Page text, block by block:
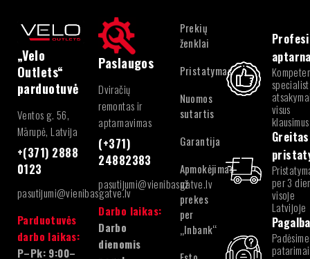
„Velo
Outlets“
parduotuvė
Ventos g. 56,
Mārupė, Latvija
+(371) 2888
0123
pasutijumi@vienibasgatve.lv
Parduotuvės
darbo laikas:
P–Pk: 9:00–
Paslaugos
Dviračių
remontas ir
aptarnavimas
(+371)
24882383
pasutijumi@vienibasgatve.lv
Darbo laikas:
Darbo
dienomis
Prekių
ženklai
Pristatymas
Nuomos
sutartis
Garantija
Apmokėjimas
už
prekes
per
„Inbank“
visus
klausimus
Greitas
per 3
visoje
Latvijoje
Pagalba
Padėsime